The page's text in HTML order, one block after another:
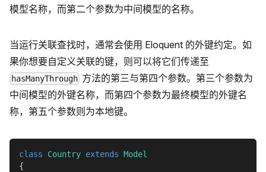
模型名称，而第二个参数为中间模型的名称。
当运行关联查找时，通常会使用 Eloquent 的外键约定。如
果你想要自定义关联的键，则可以将它们传递至
hasManyThrough 方法的第三与第四个参数。第三个参数为
中间模型的外键名称，而第四个参数为最终模型的外键名
称，第五个参数则为本地键。
class Country extends Model
{